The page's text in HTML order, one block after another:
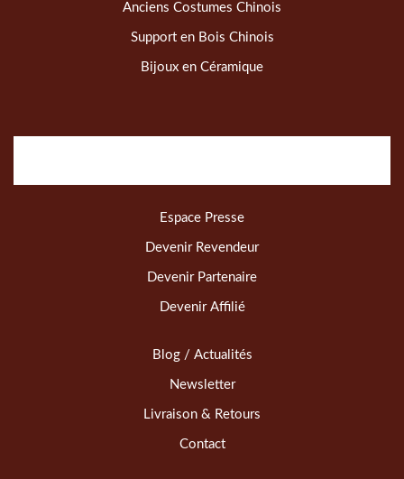
Anciens Costumes Chinois
Support en Bois Chinois
Bijoux en Céramique
Espace Presse
Devenir Revendeur
Devenir Partenaire
Devenir Affilié
Blog / Actualités
Newsletter
Livraison & Retours
Contact